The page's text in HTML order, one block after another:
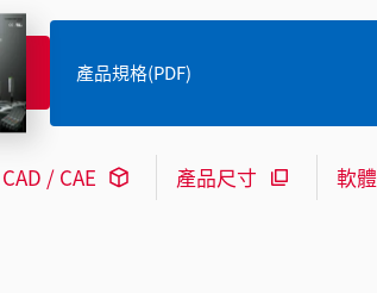
產品規格(PDF)
CAD / CAE 產品尺寸 軟體